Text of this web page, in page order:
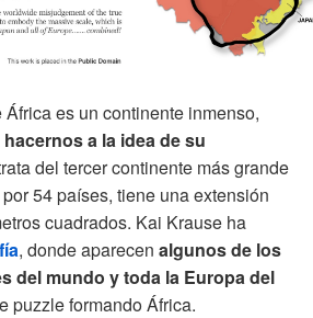
es un continente inmenso,
a la idea de su
del tercer continente más grande
54 países, tiene una extensión
cuadrados. Kai Krause ha
, donde aparecen algunos de los
del mundo y toda la Europa del
puzzle formando África.